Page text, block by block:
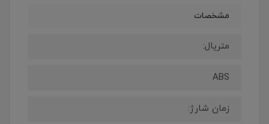
مشخصات
متریال:
ABS
زمان شارژ: